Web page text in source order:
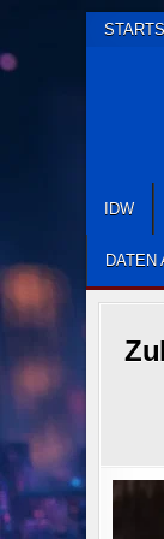
to
content
IDW
DATEN